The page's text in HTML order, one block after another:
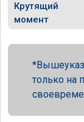
Крутящий
момент
только на